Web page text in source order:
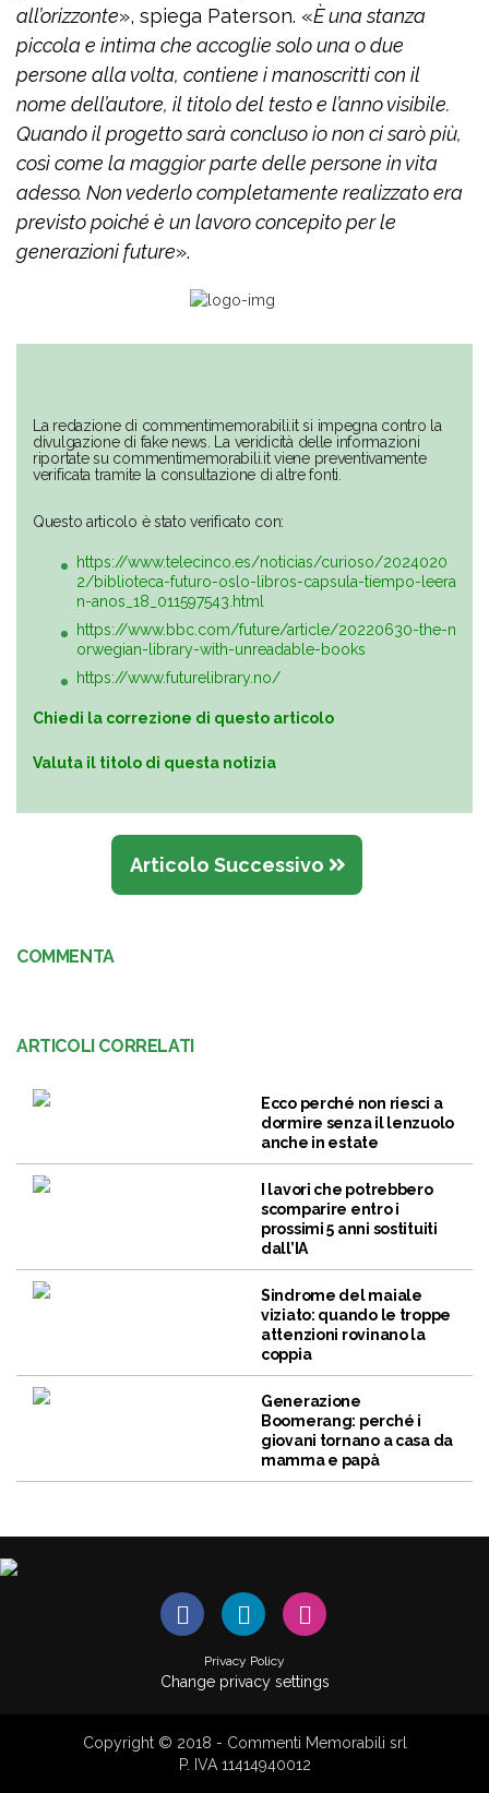
all’orizzonte», spiega Paterson. «È una stanza
piccola e intima che accoglie solo una o due
persone alla volta, contiene i manoscritti con il
nome dell’autore, il titolo del testo e l’anno visibile.
Quando il progetto sarà concluso io non ci sarò più,
così come la maggior parte delle persone in vita
adesso. Non vederlo completamente realizzato era
previsto poiché è un lavoro concepito per le
generazioni future».
La redazione di commentimemorabili.it si impegna contro la
divulgazione di fake news. La veridicità delle informazioni
riportate su commentimemorabili.it viene preventivamente
verificata tramite la consultazione di altre fonti.
Questo articolo è stato verificato con:
https://www.telecinco.es/noticias/curioso/2024020
2/biblioteca-futuro-oslo-libros-capsula-tiempo-leera
n-anos_18_011597543.html
https://www.bbc.com/future/article/20220630-the-n
orwegian-library-with-unreadable-books
https://www.futurelibrary.no/
Chiedi la correzione di questo articolo
Valuta il titolo di questa notizia
Articolo Successivo
COMMENTA
ARTICOLI CORRELATI
Ecco perché non riesci a
dormire senza il lenzuolo
anche in estate
I lavori che potrebbero
scomparire entro i
prossimi 5 anni sostituiti
dall’IA
Sindrome del maiale
viziato: quando le troppe
attenzioni rovinano la
coppia
Generazione
Boomerang: perché i
giovani tornano a casa da
mamma e papà
Privacy Policy
Change privacy settings
Copyright © 2018 - Commenti Memorabili srl
P. IVA 11414940012